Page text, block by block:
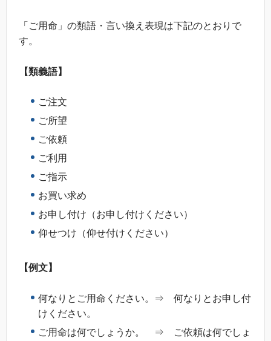
「ご用命」の類語・言い換え表現は下記のとおりで
す。
【類義語】
ご注文
ご所望
ご依頼
ご利用
ご指示
お買い求め
お申し付け（お申し付けください）
仰せつけ（仰せ付けください）
【例文】
何なりとご用命ください。⇒ 何なりとお申し付
けください。
ご用命は何でしょうか。 ⇒ ご依頼は何でしょ